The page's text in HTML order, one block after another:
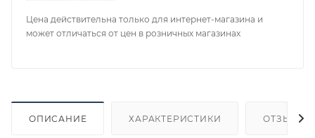
Цена действительна только для интернет-магазина и
может отличаться от цен в розничных магазинах
ОПИСАНИЕ ХАРАКТЕРИСТИКИ ОТЗЫВЫ